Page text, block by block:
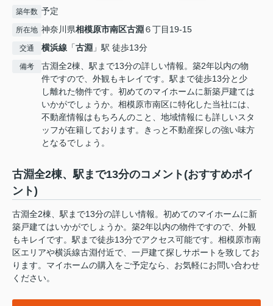
築年数 予定
所在地 神奈川県相模原市南区古淵 ６丁目19-15
交通 横浜線 「古淵 」駅 徒歩13分
備考
古淵全2棟、駅まで13分の詳しい情報。築2年以内の物
件ですので、外観もキレイです。駅まで徒歩13分と少
し離れた物件です。初めてのマイホームに新築戸建ては
いかがでしょうか。相模原市南区に特化した当社には、
不動産情報はもちろんのこと、地域情報にも詳しいスタ
ッフが在籍しております。きっと不動産探しの強い味方
となるでしょう。
古淵全2棟、駅まで13分のコメント(おすすめポイ
ント)
古淵全2棟、駅まで13分の詳しい情報。初めてのマイホームに新
築戸建てはいかがでしょうか。築2年以内の物件ですので、外観
もキレイです。駅まで徒歩13分でアクセス可能です。相模原市南
区エリアや横浜線古淵付近で、一戸建て探しサポートを致してお
ります。マイホームの購入をご予定なら、お気軽にお問い合わせ
ください。